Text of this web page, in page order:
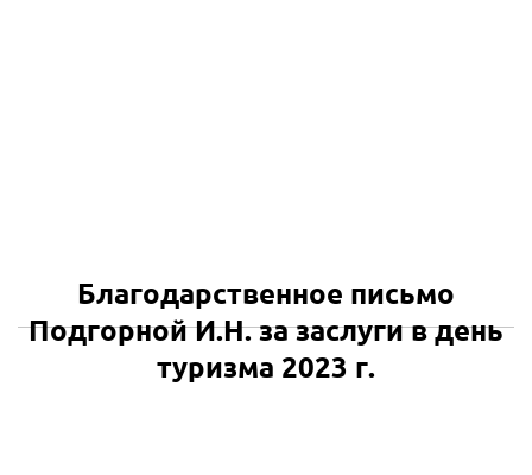
Благодарственное письмо
Подгорной И.Н. за заслуги в день
туризма 2023 г.